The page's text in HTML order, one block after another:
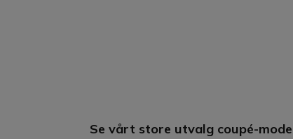
Se vårt store utvalg coupé-